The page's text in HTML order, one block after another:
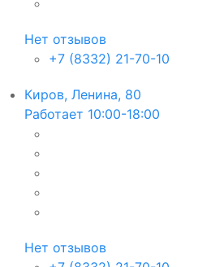
Нет отзывов
+7 (8332) 21-70-10
Киров, Ленина, 80
Работает 10:00-18:00
Нет отзывов